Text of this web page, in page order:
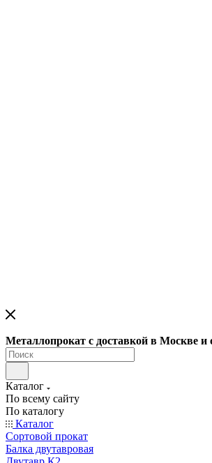
Металлопрокат с доставкой в Москве и
Каталог
По всему сайту
По каталогу
Каталог
Сортовой прокат
Балка двутавровая